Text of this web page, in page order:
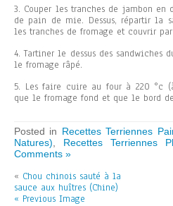
3. Couper les tranches de jambon en
de pain de mie. Dessus, répartir la
les tranches de fromage et couvrir
4. Tartiner le dessus des sandwiches
le fromage râpé.
5. Les faire cuire au four à 220 °c
que le fromage fond et que le bord
Posted in Recettes Terriennes
Natures)
Recettes Terriennes
Comments »
« Chou chinois sauté à la
sauce aux huîtres (Chine)
« Previous Image